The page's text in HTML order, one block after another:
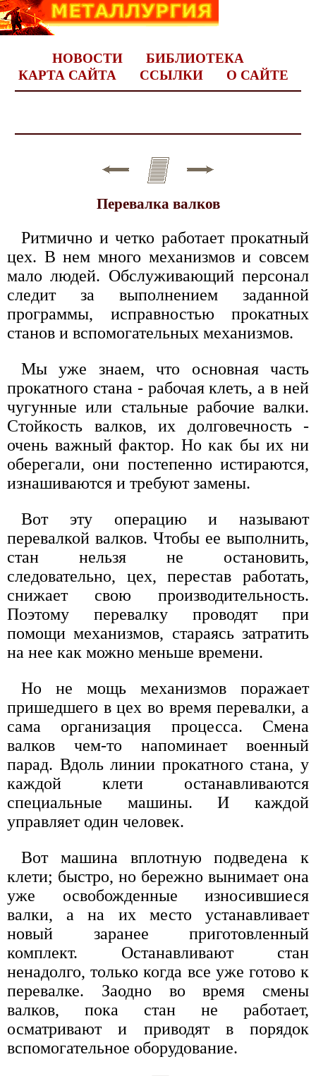
НОВОСТИ
БИБЛИОТЕКА
КАРТА САЙТА
ССЫЛКИ О САЙТЕ
Перевалка валков
Ритмично и четко работает прокатный
цех. В нем много механизмов и совсем
мало людей. Обслуживающий персонал
следит за выполнением заданной
программы, исправностью прокатных
станов и вспомогательных механизмов.
Мы уже знаем, что основная часть
прокатного стана - рабочая клеть, а в ней
чугунные или стальные рабочие валки.
Стойкость валков, их долговечность -
очень важный фактор. Но как бы их ни
оберегали, они постепенно истираются,
изнашиваются и требуют замены.
Вот эту операцию и называют
перевалкой валков. Чтобы ее выполнить,
стан нельзя не остановить,
следовательно, цех, перестав работать,
снижает свою производительность.
Поэтому перевалку проводят при
помощи механизмов, стараясь затратить
на нее как можно меньше времени.
Но не мощь механизмов поражает
пришедшего в цех во время перевалки, а
сама организация процесса. Смена
валков чем-то напоминает военный
парад. Вдоль линии прокатного стана, у
каждой клети останавливаются
специальные машины. И каждой
управляет один человек.
Вот машина вплотную подведена к
клети; быстро, но бережно вынимает она
уже освобожденные износившиеся
валки, а на их место устанавливает
новый заранее приготовленный
комплект. Останавливают стан
ненадолго, только когда все уже готово к
перевалке. Заодно во время смены
валков, пока стан не работает,
осматривают и приводят в порядок
вспомогательное оборудование.